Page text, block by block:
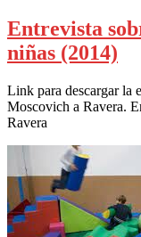
Entrevista
niñas (2014)
Link para descargar la
Moscovich a Ravera.
Ravera